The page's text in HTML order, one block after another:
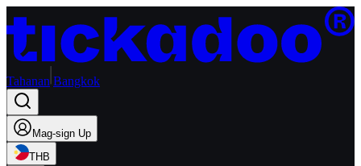
Tahanan Bangkok
Mag-sign Up
THB